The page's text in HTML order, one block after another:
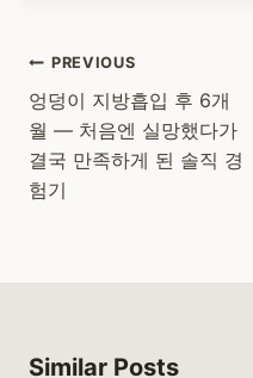
Post
navigation
PREVIOUS
엉덩이 지방흡입 후 6개
월 — 처음엔 실망했다가
결국 만족하게 된 솔직 경
험기
Similar Posts